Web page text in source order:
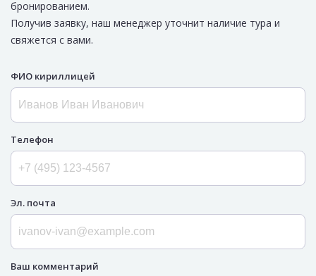
бронированием.
Получив заявку, наш менеджер уточнит наличие тура и
свяжется с вами.
ФИО кириллицей
Телефон
Эл. почта
Ваш комментарий